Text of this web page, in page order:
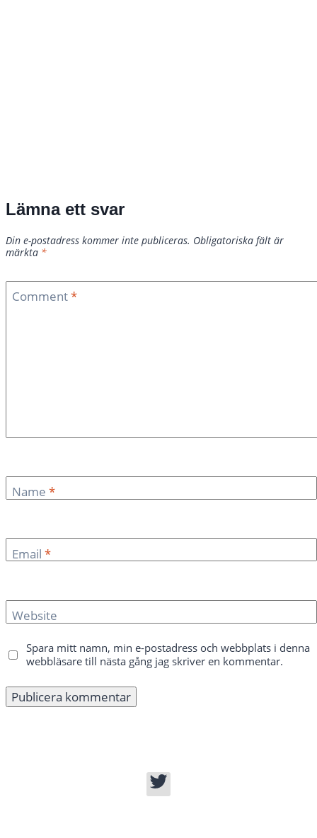
Lämna ett svar
Din e-postadress kommer inte publiceras. Obligatoriska fält är
märkta *
Comment*
Name *
Email *
Website
Spara mitt namn, min e-postadress och webbplats i denna
webbläsare till nästa gång jag skriver en kommentar.